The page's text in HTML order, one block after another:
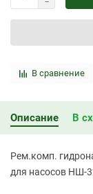
В сравнение
Описание В
Рем.комп.
для насосов НШ-